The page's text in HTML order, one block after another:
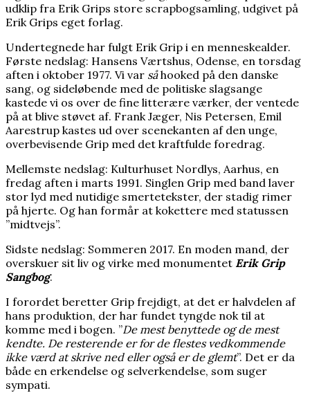
udklip fra Erik Grips store scrapbogsamling, udgivet på
Erik Grips eget forlag.
Undertegnede har fulgt Erik Grip i en menneskealder.
Første nedslag: Hansens Værtshus, Odense, en torsdag
aften i oktober 1977. Vi var såhooked på den danske
sang, og sideløbende med de politiske slagsange
kastede vi os over de fine litterære værker, der ventede
på at blive støvet af. Frank Jæger, Nis Petersen, Emil
Aarestrup kastes ud over scenekanten af den unge,
overbevisende Grip med det kraftfulde foredrag.
Mellemste nedslag: Kulturhuset Nordlys, Aarhus, en
fredag aften i marts 1991. Singlen Grip med band laver
stor lyd med nutidige smertetekster, der stadig rimer
på hjerte. Og han formår at kokettere med statussen
”midtvejs”.
Sidste nedslag: Sommeren 2017. En moden mand, der
overskuer sit liv og virke med monumentet Erik Grip
Sangbog.
I forordet beretter Grip frejdigt, at det er halvdelen af
hans produktion, der har fundet tyngde nok til at
komme med i bogen. ”De mest benyttede og de mest
kendte. De resterende er for de flestes vedkommende
ikke værd at skrive ned eller også er de glemt”. Det er da
både en erkendelse og selverkendelse, som suger
sympati.